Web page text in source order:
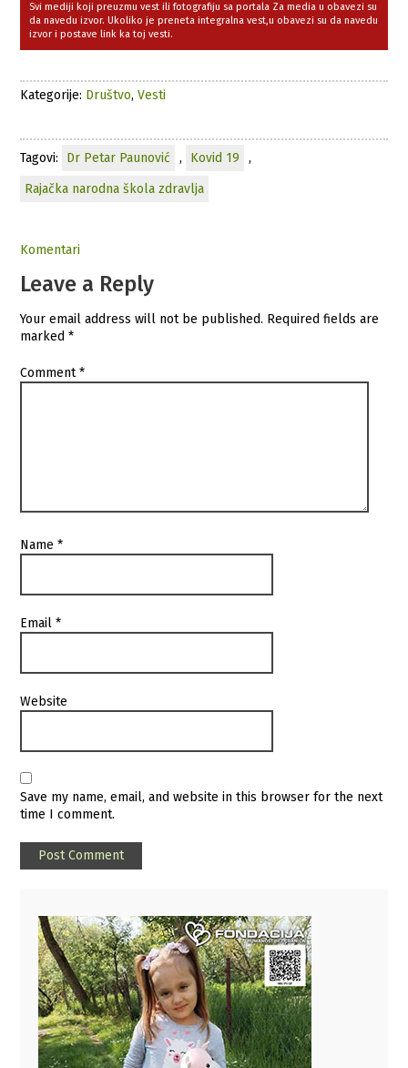
Svi mediji koji preuzmu vest ili fotografiju sa portala Za media u obavezi su
da navedu izvor. Ukoliko je preneta integralna vest,u obavezi su da navedu
izvor i postave link ka toj vesti.
Kategorije: Društvo,Vesti
Tagovi: Dr Petar Paunović , Kovid 19
,
Rajačka narodna škola zdravlja
Komentari
Leave a Reply
Your email address will not be published. Required fields are
marked*
Comment*
Name*
Email*
Website
Save my name, email, and website in this browser for the next
time I comment.